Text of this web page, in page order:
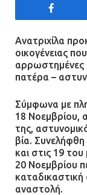
Ανατριχίλα
οικογένειας
αρρωστημένες
πατέρα –
Σύμφωνα με
18 Νοεμβρίου,
της,
βία.
και στις 19
20 Νοεμβρίου
αναστολή.